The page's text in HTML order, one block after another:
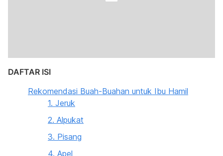
DAFTAR ISI
Rekomendasi Buah-Buahan untuk Ibu Hamil
1. Jeruk
2. Alpukat
3. Pisang
4. Apel